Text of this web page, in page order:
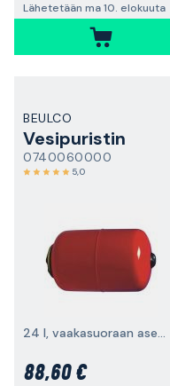
Lähetetään ma 10. elokuuta
BEULCO
Vesipuristin
0740060000
5,0
24 l, vaakasuoraan asennukseen
88,60 €